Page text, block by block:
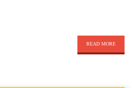
READ MORE